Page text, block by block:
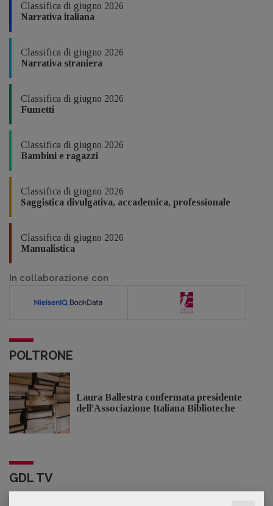
Classifica di giugno 2026
Narrativa italiana
Classifica di giugno 2026
Narrativa straniera
Classifica di giugno 2026
Fumetti
Classifica di giugno 2026
Bambini e ragazzi
Classifica di giugno 2026
Saggistica divulgativa, accademica, professionale
Classifica di giugno 2026
Manualistica
In collaborazione con
POLTRONE
Laura Ballestra confermata presidente
dell’Associazione Italiana Biblioteche
GDL TV